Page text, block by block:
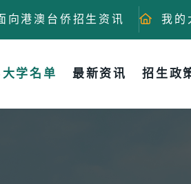
向港澳台侨招生资讯 我的
学名单 最新资讯 招生政